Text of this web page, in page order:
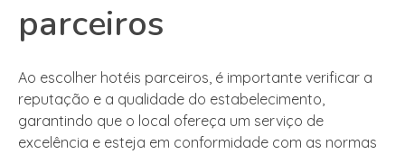
parceiros
Ao escolher hotéis parceiros, é importante verificar a
reputação e a qualidade do estabelecimento,
garantindo que o local ofereça um serviço de
excelência e esteja em conformidade com as normas